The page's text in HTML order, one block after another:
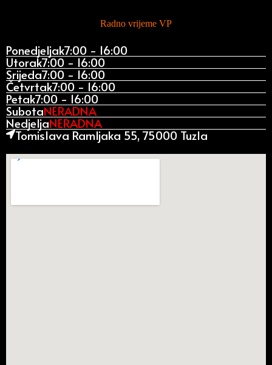
Radno vrijeme VP
Ponedjeljak7:00 - 16:00
Utorak7:00 - 16:00
Srijeda7:00 - 16:00
Četvrtak7:00 - 16:00
Petak7:00 - 16:00
SubotaNERADNA
NedjeljaNERADNA
Tomislava Ramljaka 55, 75000 Tuzla